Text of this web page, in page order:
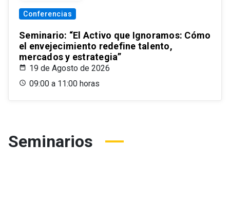
Conferencias
Seminario: “El Activo que Ignoramos: Cómo
el envejecimiento redefine talento,
mercados y estrategia”
19 de Agosto de 2026
09:00 a 11:00 horas
Seminarios